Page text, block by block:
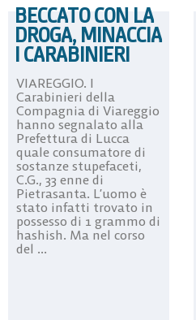
BECCATO CON LA
DROGA, MINACCIA
I CARABINIERI
VIAREGGIO. I
Carabinieri della
Compagnia di Viareggio
hanno segnalato alla
Prefettura di Lucca
quale consumatore di
sostanze stupefaceti,
C.G., 33 enne di
Pietrasanta. L’uomo è
stato infatti trovato in
possesso di 1 grammo di
hashish. Ma nel corso
del ...